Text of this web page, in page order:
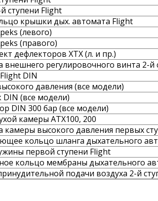
ступени Flight
крышки дых. автомата Flight
(левого)
(правого)
дефлекторов XTX (л. и пр.)
внешнего регулировочного винта 2-й
DIN
давления (все модели)
DIN (все модели)
DIN 300 бар (все модели)
камеры ATX100, 200
камеры высокого давления первых
кольцо шланга дыхательного
первой ступени Flight
кольцо мембраны дыхательного
подачи воздуха 2-й